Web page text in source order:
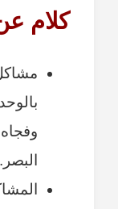
كلام
البصر.